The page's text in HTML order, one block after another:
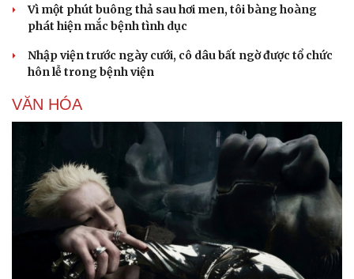
Vì một phút buông thả sau hơi men, tôi bàng hoàng
phát hiện mắc bệnh tình dục
Nhập viện trước ngày cưới, cô dâu bất ngờ được tổ chức
hôn lễ trong bệnh viện
VĂN HÓA